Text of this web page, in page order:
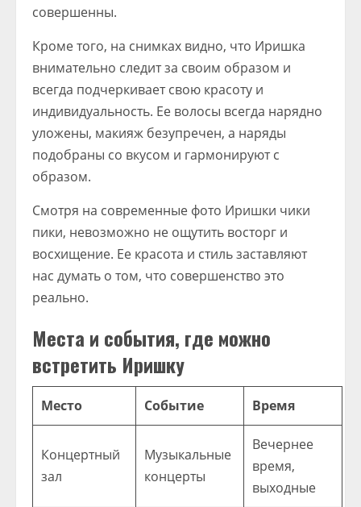
совершенны.
Кроме того, на снимках видно, что Иришка
внимательно следит за своим образом и
всегда подчеркивает свою красоту и
индивидуальность. Ее волосы всегда нарядно
уложены, макияж безупречен, а наряды
подобраны со вкусом и гармонируют с
образом.
Смотря на современные фото Иришки чики
пики, невозможно не ощутить восторг и
восхищение. Ее красота и стиль заставляют
нас думать о том, что совершенство это
реально.
Места и события, где можно
встретить Иришку
Место Событие Время
Концертный
зал
Музыкальные
концерты
Вечернее
время,
выходные